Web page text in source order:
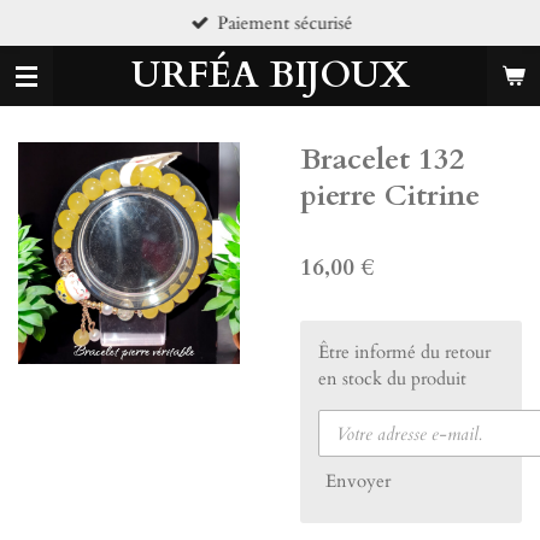
au
contenu
principal
URFÉA BIJOUX
Bracelet 132
pierre Citrine
16,00 €
Être informé du retour
en stock du produit
Envoyer